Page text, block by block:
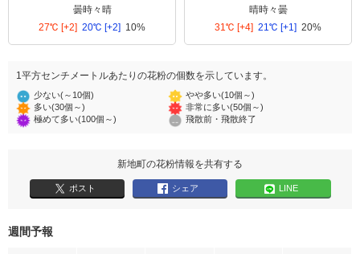
曇時々晴
27℃ [+2] 20℃ [+2] 10%
晴時々曇
31℃ [+4] 21℃ [+1] 20%
1平方センチメートルあたりの花粉の個数を示しています。
少ない(～10個)
やや多い(10個～)
多い(30個～)
非常に多い(50個～)
極めて多い(100個～)
飛散前・飛散終了
新地町の花粉情報を共有する
ポスト シェア LINE
週間予報